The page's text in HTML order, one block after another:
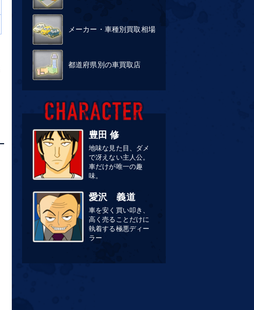
メーカー・車種別買取相場
都道府県別の車買取店
豊田 修
地味な見た目、ダメ
で冴えない主人公。
車だけが唯一の趣
味。
愛沢 義道
車を安く買い叩き、
高く売ることだけに
執着する極悪ディー
ラー